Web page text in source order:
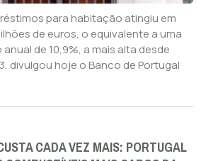
para habitação atingiu em
de euros, o equivalente a uma
de 10,9%, a mais alta desde
divulgou hoje o Banco de Portugal
CADA VEZ MAIS: PORTUGAL